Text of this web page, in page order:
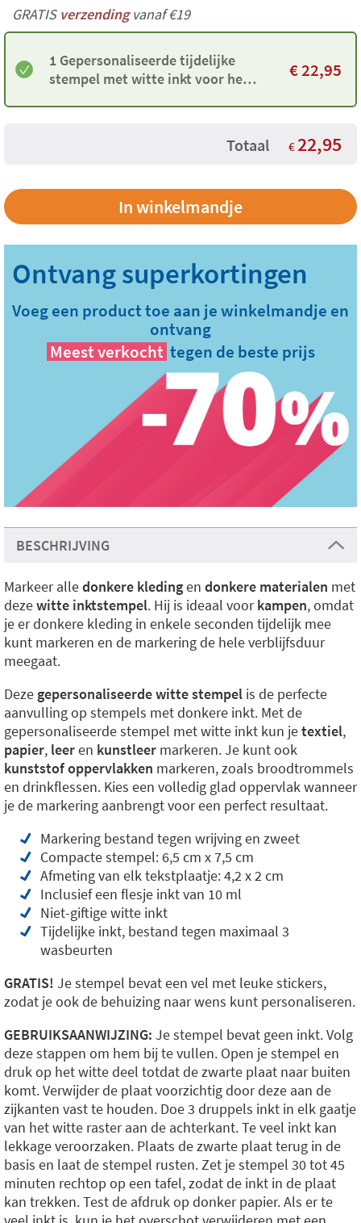
GRATISverzendingvanaf €19
1 Gepersonaliseerde tijdelijke
stempel met witte inkt voor het
€22,95
Totaal € 22,95
Voeg een product toe aan je winkelmandje en
ontvang
Meest verkocht tegen de beste prijs
BESCHRIJVING
Markeer alledonkere kledingen donkere materialen met
dezewitte inktstempel. Hij is ideaal voorkampen, omdat
je er donkere kleding in enkele seconden tijdelijk mee
kunt markeren en de markering de hele verblijfsduur
meegaat.
Deze gepersonaliseerde witte stempel is de perfecte
aanvulling op stempels met donkere inkt. Met de
gepersonaliseerde stempel met witte inkt kun jetextiel,
papier, leeren kunstleer markeren. Je kunt ook
kunststof oppervlakken markeren, zoals broodtrommels
en drinkflessen. Kies een volledig glad oppervlak wanneer
je de markering aanbrengt voor een perfect resultaat.
Markering bestand tegen wrijving en zweet
Compacte stempel: 6,5 cm x 7,5 cm
Afmeting van elk tekstplaatje: 4,2 x 2 cm
Inclusief een flesje inkt van 10 ml
Niet-giftige witte inkt
Tijdelijke inkt, bestand tegen maximaal 3
wasbeurten
GRATIS! Je stempel bevat een vel met leuke stickers,
zodat je ook de behuizing naar wens kunt personaliseren.
GEBRUIKSAANWIJZING: Je stempel bevat geen inkt. Volg
deze stappen om hem bij te vullen. Open je stempel en
druk op het witte deel totdat de zwarte plaat naar buiten
komt. Verwijder de plaat voorzichtig door deze aan de
zijkanten vast te houden. Doe 3 druppels inkt in elk gaatje
van het witte raster aan de achterkant. Te veel inkt kan
lekkage veroorzaken. Plaats de zwarte plaat terug in de
basis en laat de stempel rusten. Zet je stempel 30 tot 45
minuten rechtop op een tafel, zodat de inkt in de plaat
kan trekken. Test de afdruk op donker papier. Als er te